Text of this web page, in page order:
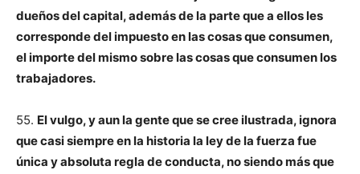
dueños del capital, además de la parte que a ellos les
corresponde del impuesto en las cosas que consumen,
el importe del mismo sobre las cosas que consumen los
trabajadores.
55. El vulgo, y aun la gente que se cree ilustrada, ignora
que casi siempre en la historia la ley de la fuerza fue
única y absoluta regla de conducta, no siendo más que